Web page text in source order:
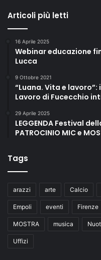
Articoli più letti
16 Aprile 2025
Webinar educazione
Lucca
9 Ottobre 2021
“Luana. Vita e
Lavoro di Fucecchio
29 Aprile 2025
LEGGENDA Festival
PATROCINIO MIC e
Tags
arazzi arte Calcio
Empoli eventi Firenze
MOSTRA musica
Uffizi